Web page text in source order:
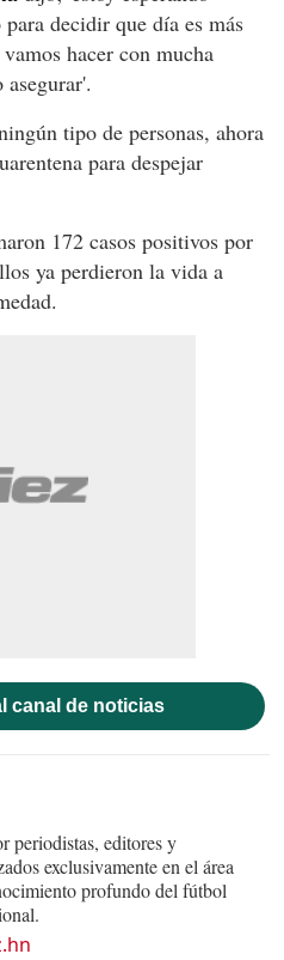
decidir que día es más
hacer con mucha
tipo de personas, ahora
para despejar
172 casos positivos por
ya perdieron la vida a
canal de noticias
periodistas, editores y
exclusivamente en el área
profundo del fútbol